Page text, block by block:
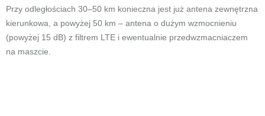
Przy odległościach 30–50 km konieczna jest już antena zewnętrzna
kierunkowa, a powyżej 50 km – antena o dużym wzmocnieniu
(powyżej 15 dB) z filtrem LTE i ewentualnie przedwzmacniaczem
na maszcie.